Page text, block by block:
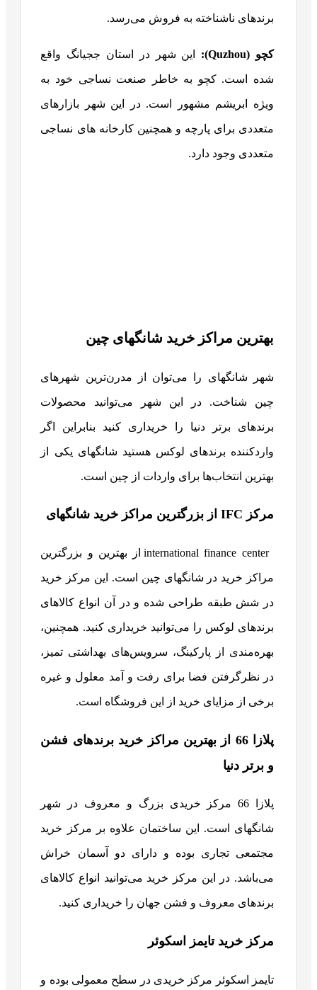
برندهای ناشناخته به فروش می‌رسد.
کچو (Quzhou): این شهر در استان ججیانگ واقع
شده است. کچو به خاطر صنعت نساجی خود به
ویژه ابریشم مشهور است. در این شهر بازارهای
متعددی برای پارچه و همچنین کارخانه های نساجی
متعددی وجود دارد.
بهترین مراکز خرید شانگهای چین
شهر شانگهای را می‌توان از مدرن‌ترین شهرهای
چین شناخت. در این شهر می‌توانید محصولات
برندهای برتر دنیا را خریداری کنید بنابراین اگر
وارد‌کننده برندهای لوکس هستید شانگهای یکی از
بهترین انتخاب‌ها برای واردات از چین است.
مرکز IFC از بزرگترین مراکز خرید شانگهای
international finance center از بهترین و بزرگترین
مراکز خرید در شانگهای چین است. این مرکز خرید
در شش طبقه طراحی شده و در آن انواع کالاهای
برندهای لوکس را می‌توانید خریداری کنید. همچنین،
بهره‌مندی از پارکینگ، سرویس‌های بهداشتی تمیز،
در نظرگرفتن فضا برای رفت و آمد معلول و غیره
برخی از مزایای خرید از این فروشگاه است.
پلازا 66 از بهترین مراکز خرید برندهای فشن
و برتر دنیا
پلازا 66 مرکز خریدی بزرگ و معروف در شهر
شانگهای است. این ساختمان علاوه بر مرکز خرید
مجتمعی تجاری بوده و دارای دو آسمان خراش
می‌باشد. در این مرکز خرید می‌توانید انواع کالاهای
برندهای معروف و فشن جهان را خریداری کنید.
مرکز خرید تایمز اسکوئر
تایمز اسکوئر مرکز خریدی در سطح معمولی بوده و